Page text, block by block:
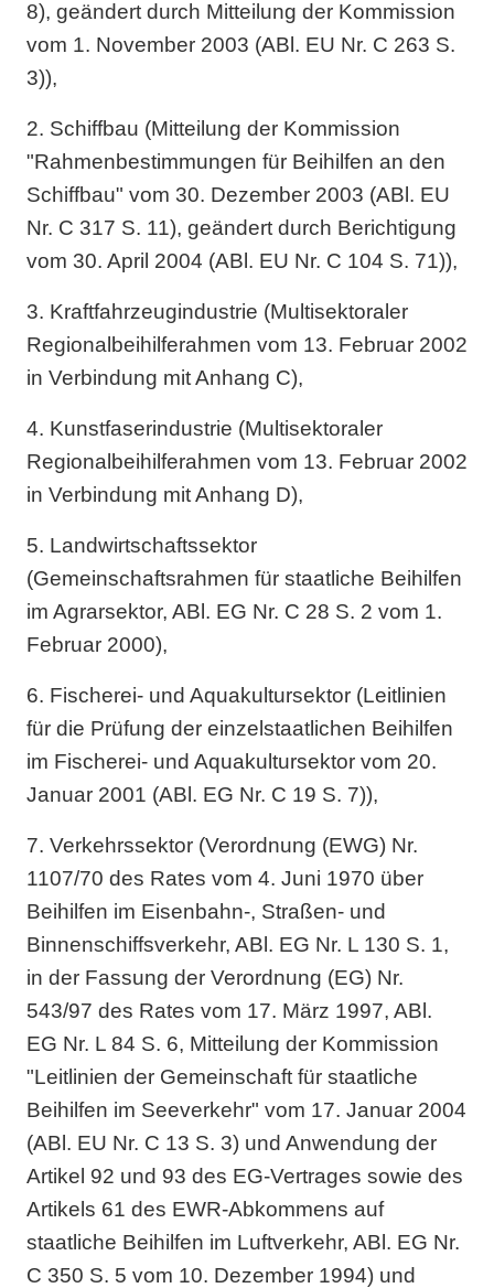
8), geändert durch Mitteilung der Kommission
vom 1. November 2003 (ABl. EU Nr. C 263 S.
3)),
2. Schiffbau (Mitteilung der Kommission
"Rahmenbestimmungen für Beihilfen an den
Schiffbau" vom 30. Dezember 2003 (ABl. EU
Nr. C 317 S. 11), geändert durch Berichtigung
vom 30. April 2004 (ABl. EU Nr. C 104 S. 71)),
3. Kraftfahrzeugindustrie (Multisektoraler
Regionalbeihilferahmen vom 13. Februar 2002
in Verbindung mit Anhang C),
4. Kunstfaserindustrie (Multisektoraler
Regionalbeihilferahmen vom 13. Februar 2002
in Verbindung mit Anhang D),
5. Landwirtschaftssektor
(Gemeinschaftsrahmen für staatliche Beihilfen
im Agrarsektor, ABl. EG Nr. C 28 S. 2 vom 1.
Februar 2000),
6. Fischerei- und Aquakultursektor (Leitlinien
für die Prüfung der einzelstaatlichen Beihilfen
im Fischerei- und Aquakultursektor vom 20.
Januar 2001 (ABl. EG Nr. C 19 S. 7)),
7. Verkehrssektor (Verordnung (EWG) Nr.
1107/70 des Rates vom 4. Juni 1970 über
Beihilfen im Eisenbahn-, Straßen- und
Binnenschiffsverkehr, ABl. EG Nr. L 130 S. 1,
in der Fassung der Verordnung (EG) Nr.
543/97 des Rates vom 17. März 1997, ABl.
EG Nr. L 84 S. 6, Mitteilung der Kommission
"Leitlinien der Gemeinschaft für staatliche
Beihilfen im Seeverkehr" vom 17. Januar 2004
(ABl. EU Nr. C 13 S. 3) und Anwendung der
Artikel 92 und 93 des EG-Vertrages sowie des
Artikels 61 des EWR-Abkommens auf
staatliche Beihilfen im Luftverkehr, ABl. EG Nr.
C 350 S. 5 vom 10. Dezember 1994) und